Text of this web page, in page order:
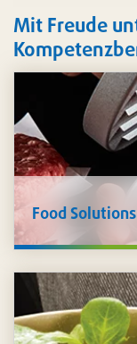
Mit Freude
Food Solutions